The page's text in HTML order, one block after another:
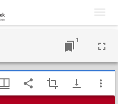
1